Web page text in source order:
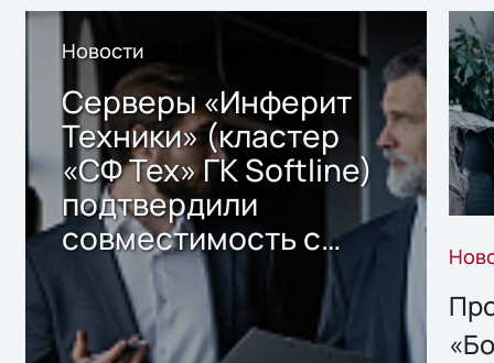
Новости
Серверы «Инферит
Техники» (кластер
«СФ Тех» ГК Softline)
подтвердили
совместимость с
решением Sharx
Storage 2.x для
хранения данных